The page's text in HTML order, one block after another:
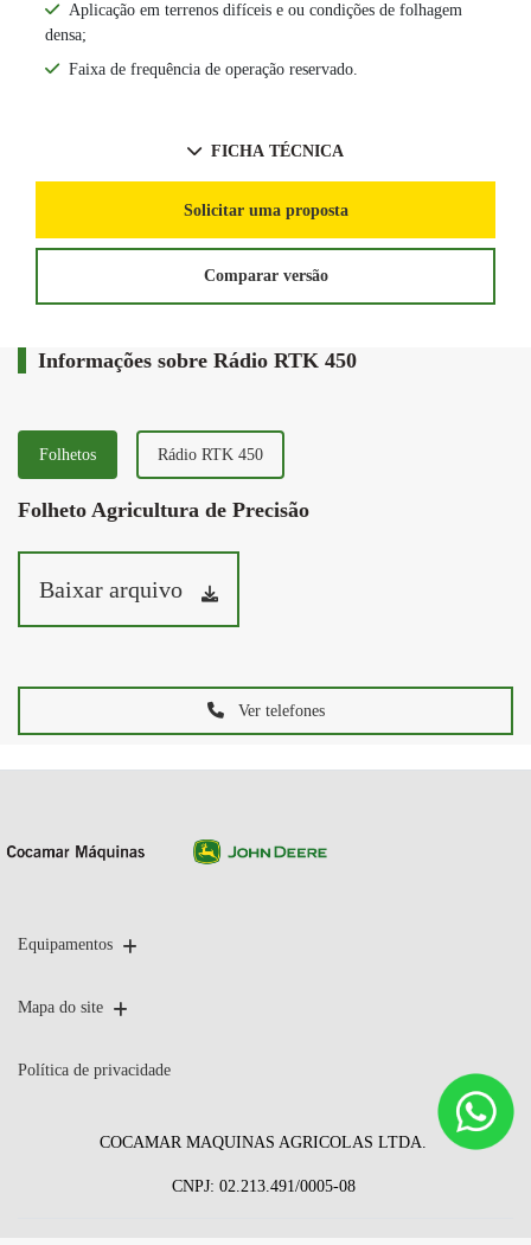
Aplicação em terrenos difíceis e ou condições de folhagem
densa;
Faixa de frequência de operação reservado.
FICHA TÉCNICA
Solicitar uma proposta
Comparar versão
Informações sobre Rádio RTK 450
Folhetos Rádio RTK 450
Folheto Agricultura de Precisão
Baixar arquivo
Ver telefones
Equipamentos
Mapa do site
Política de privacidade
COCAMAR MAQUINAS AGRICOLAS LTDA.
CNPJ: 02.213.491/0005-08